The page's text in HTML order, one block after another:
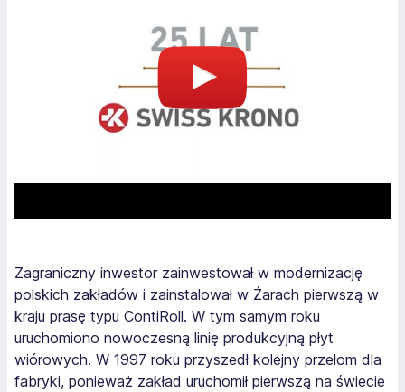
Zagraniczny inwestor zainwestował w modernizację
polskich zakładów i zainstalował w Żarach pierwszą w
kraju prasę typu ContiRoll. W tym samym roku
uruchomiono nowoczesną linię produkcyjną płyt
wiórowych. W 1997 roku przyszedł kolejny przełom dla
fabryki, ponieważ zakład uruchomił pierwszą na świecie